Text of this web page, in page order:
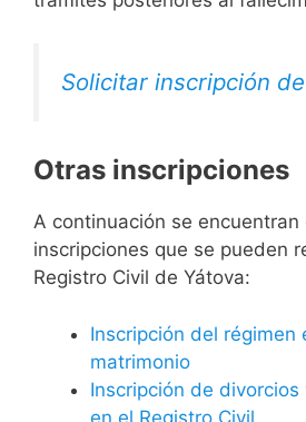
Solicitar inscripción
Otras inscripciones
A continuación se encuentran
inscripciones que se pueden
Registro Civil de Yátova:
Inscripción del régimen
matrimonio
Inscripción de divorcios
en el Registro Civil